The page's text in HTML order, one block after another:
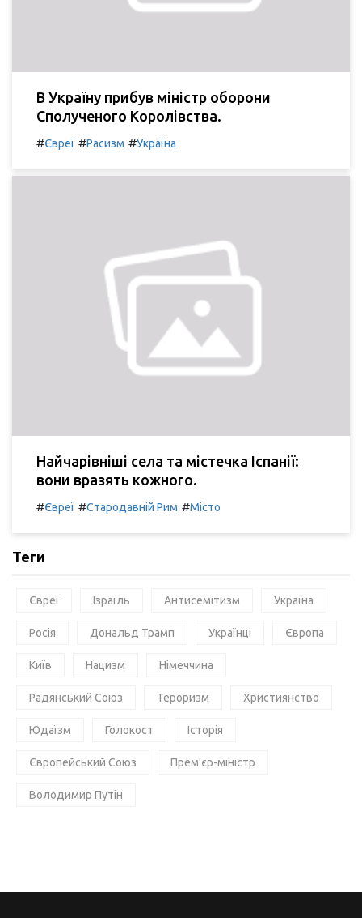
В Україну прибув міністр оборони
Сполученого Королівства.
#Євреї #Расизм #Україна
Найчарівніші села та містечка Іспанії:
вони вразять кожного.
#Євреї #Стародавній Рим #Місто
Теги
Євреї Ізраїль Антисемітизм Україна
Росія Дональд Трамп Українці Європа
Київ Нацизм Німеччина
Радянський Союз Тероризм Християнство
Юдаїзм Голокост Історія
Європейський Союз Прем'єр-міністр
Володимир Путін